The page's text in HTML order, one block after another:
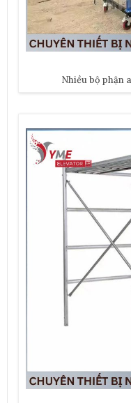
Nhiều bộ phận